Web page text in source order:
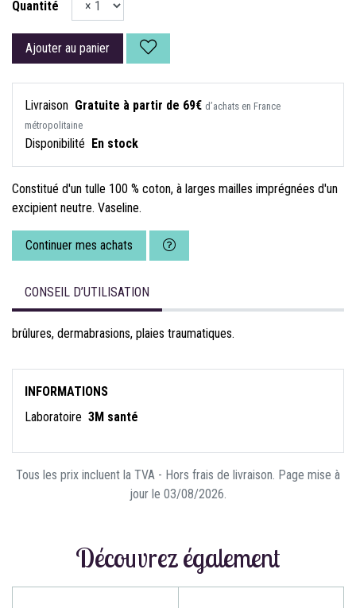
Quantité
Ajouter au panier
Livraison Gratuite à partir de 69€ d’achats en France
métropolitaine
Disponibilité En stock
Constitué d'un tulle 100 % coton, à larges mailles imprégnées d'un
excipient neutre. Vaseline.
Continuer mes achats
CONSEIL D’UTILISATION
brûlures, dermabrasions, plaies traumatiques.
INFORMATIONS
Laboratoire 3M santé
Tous les prix incluent la TVA - Hors frais de livraison. Page mise à
jour le 03/08/2026.
Découvrez également